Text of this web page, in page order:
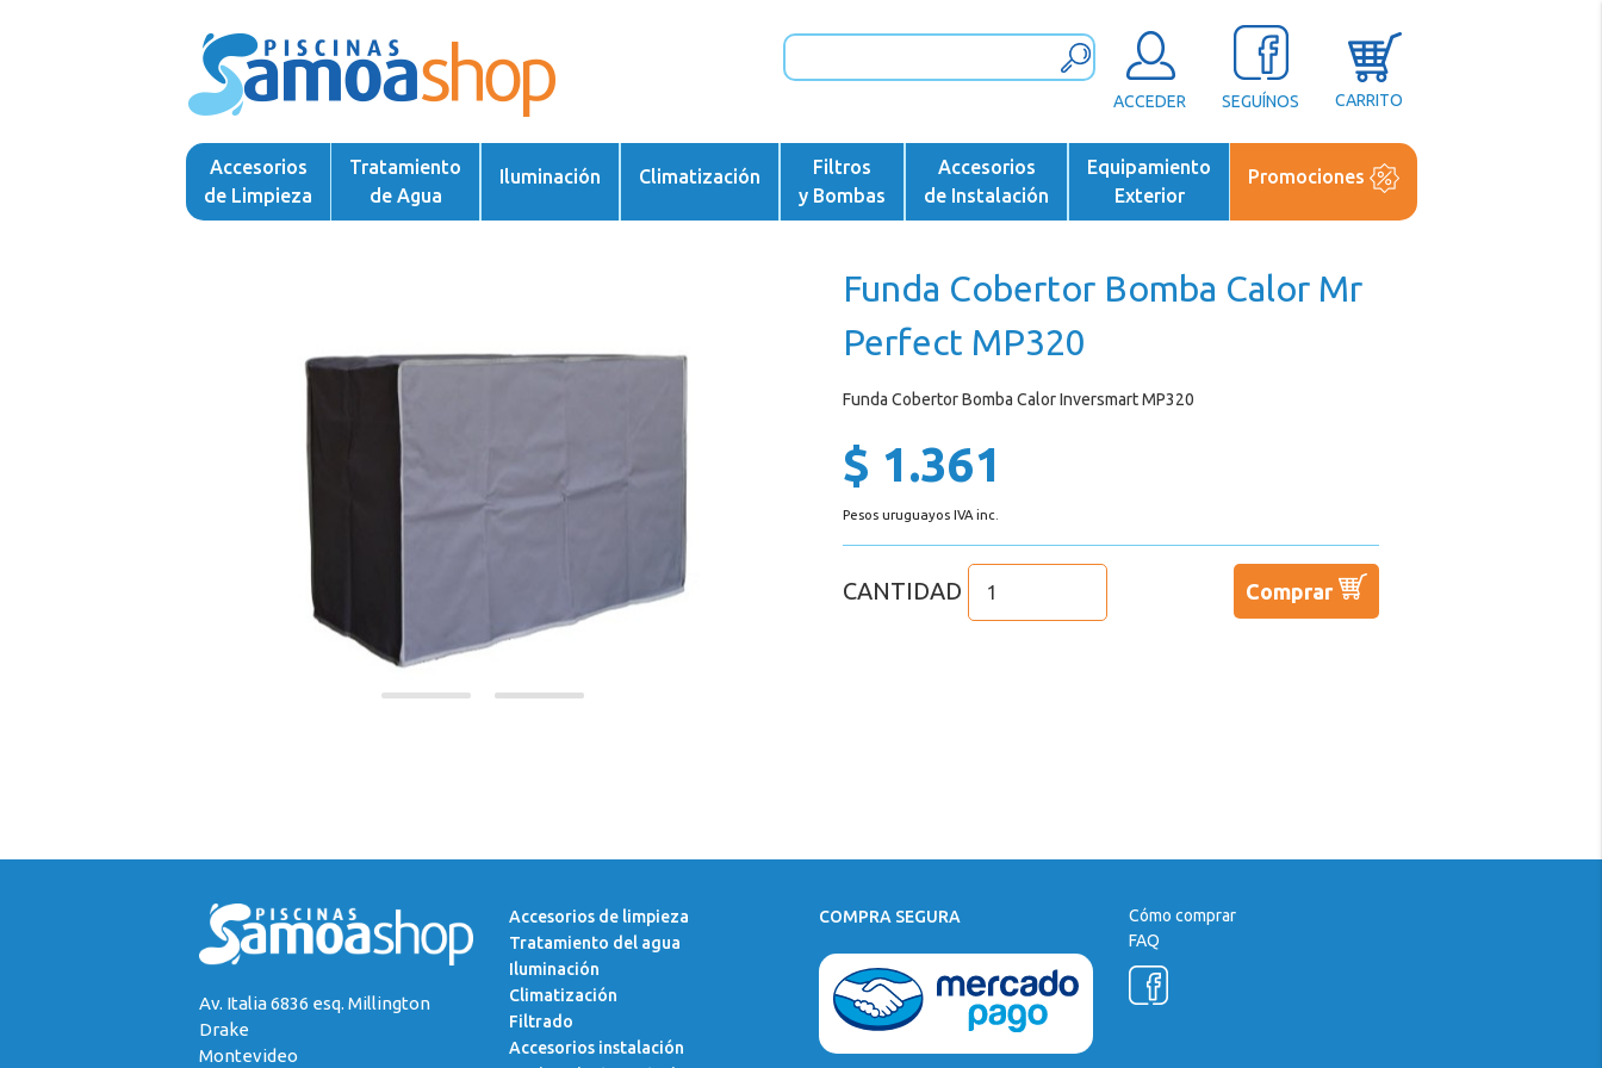
ACCEDER SEGUÍNOS CARRITO
Accesorios
de Limpieza
Tratamiento
de Agua
Iluminación Climatización
Filtros
y Bombas
Accesorios
de Instalación
Equipamiento
Exterior
Promociones
Funda Cobertor Bomba Calor Mr
Perfect MP320
Funda Cobertor Bomba Calor Inversmart MP320
$ 1.361
Pesos uruguayos IVA inc.
CANTIDAD Comprar
Av. Italia 6836 esq. Millington
Drake
Montevideo
Accesorios de limpieza
Tratamiento del agua
Iluminación
Climatización
Filtrado
Accesorios instalación
COMPRA SEGURA
Cómo comprar
FAQ